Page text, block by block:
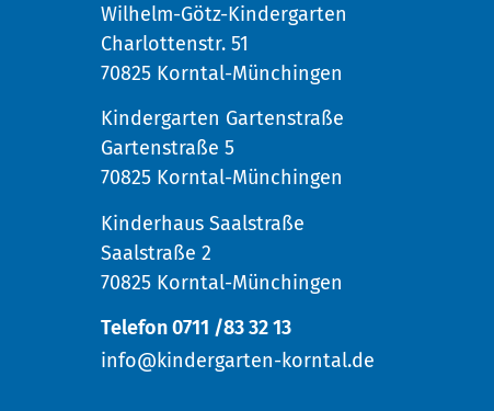
Wilhelm-Götz-Kindergarten
Charlottenstr. 51
70825 Korntal-Münchingen
Kindergarten Gartenstraße
Gartenstraße 5
70825 Korntal-Münchingen
Kinderhaus Saalstraße
Saalstraße 2
70825 Korntal-Münchingen
Telefon 0711 /83 32 13
info@kindergarten-korntal.de